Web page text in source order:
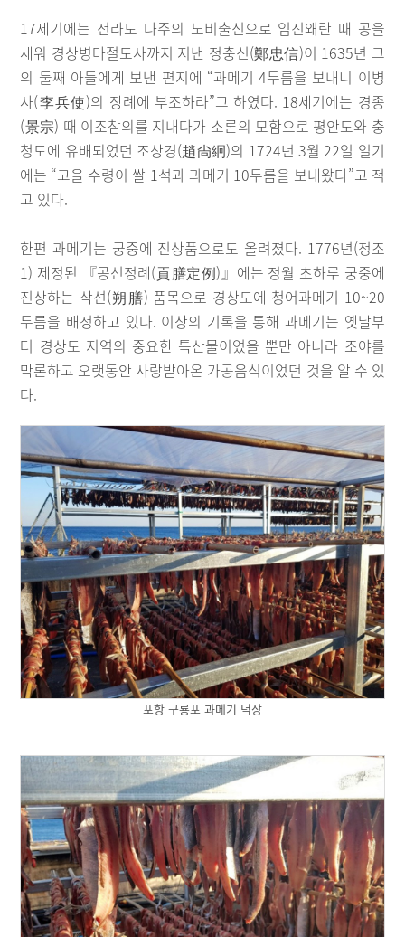
17세기에는 전라도 나주의 노비출신으로 임진왜란 때 공을
세워 경상병마절도사까지 지낸 정충신(鄭忠信)이 1635년 그
의 둘째 아들에게 보낸 편지에 “과메기 4두름을 보내니 이병
사(李兵使)의 장례에 부조하라”고 하였다. 18세기에는 경종
(景宗) 때 이조참의를 지내다가 소론의 모함으로 평안도와 충
청도에 유배되었던 조상경(趙尙絅)의 1724년 3월 22일 일기
에는 “고을 수령이 쌀 1석과 과메기 10두름을 보내왔다”고 적
고 있다.
한편 과메기는 궁중에 진상품으로도 올려졌다. 1776년(정조
1) 제정된 『공선정례(貢膳定例)』에는 정월 초하루 궁중에
진상하는 삭선(朔膳) 품목으로 경상도에 청어과메기 10~20
두름을 배정하고 있다. 이상의 기록을 통해 과메기는 옛날부
터 경상도 지역의 중요한 특산물이었을 뿐만 아니라 조야를
막론하고 오랫동안 사랑받아온 가공음식이었던 것을 알 수 있
다.
포항 구룡포 과메기 덕장